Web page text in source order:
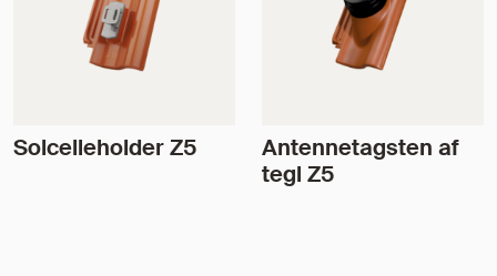
Solcelleholder Z5
Antennetagsten af
tegl Z5